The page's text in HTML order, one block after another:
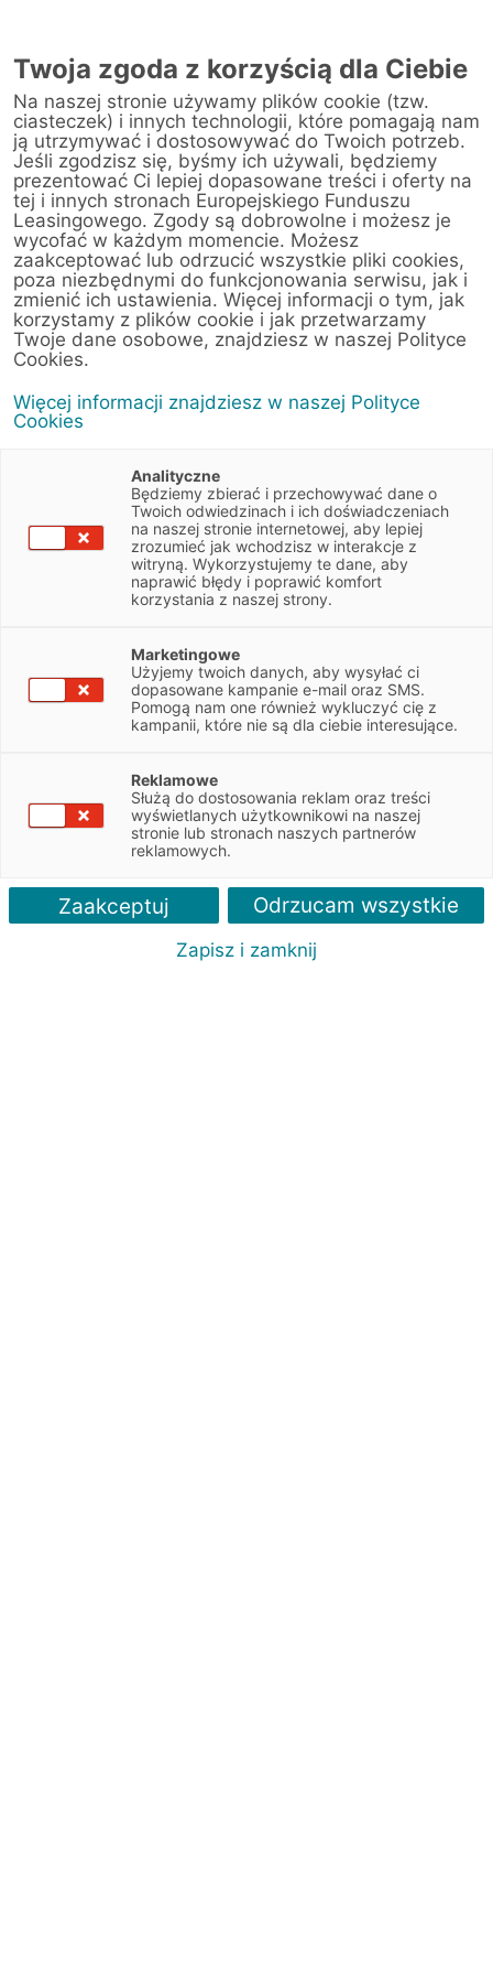
Warsztat
Strona główna/ Obsługa klienta/Centrum Likwidacji Szkód
Zdunek Premium Sp. z o.o. (Olsztyn)
< Powrót do listy placówek
Zdunek Premium Sp.
z o.o. (Olsztyn)
Leonharda 3
10-701 Olsztyn
5833080333
Obsługiwane pojazdy:
Wszystkie
Autoryzacja serwisu:
Wyznacz trasę
Twoja zgoda z korzyścią dla Ciebie
Na naszej stronie używamy plików cookie (tzw.
ciasteczek) i innych technologii, które pomagają nam
ją utrzymywać i dostosowywać do Twoich potrzeb.
Jeśli zgodzisz się, byśmy ich używali, będziemy
prezentować Ci lepiej dopasowane treści i oferty na
tej i innych stronach Europejskiego Funduszu
Leasingowego. Zgody są dobrowolne i możesz je
wycofać w każdym momencie. Możesz
zaakceptować lub odrzucić wszystkie pliki cookies,
poza niezbędnymi do funkcjonowania serwisu, jak i
zmienić ich ustawienia. Więcej informacji o tym, jak
korzystamy z plików cookie i jak przetwarzamy
Twoje dane osobowe, znajdziesz w naszej Polityce
Cookies.
Więcej informacji znajdziesz w naszej Polityce
Cookies
Analityczne
Będziemy zbierać i przechowywać dane o
Twoich odwiedzinach i ich doświadczeniach
na naszej stronie internetowej, aby lepiej
zrozumieć jak wchodzisz w interakcje z
witryną. Wykorzystujemy te dane, aby
naprawić błędy i poprawić komfort
korzystania z naszej strony.
Marketingowe
Użyjemy twoich danych, aby wysyłać ci
dopasowane kampanie e-mail oraz SMS.
Pomogą nam one również wykluczyć cię z
kampanii, które nie są dla ciebie interesujące.
Reklamowe
Służą do dostosowania reklam oraz treści
wyświetlanych użytkownikowi na naszej
stronie lub stronach naszych partnerów
reklamowych.
Zaakceptuj Odrzucam wszystkie
Zapisz i zamknij